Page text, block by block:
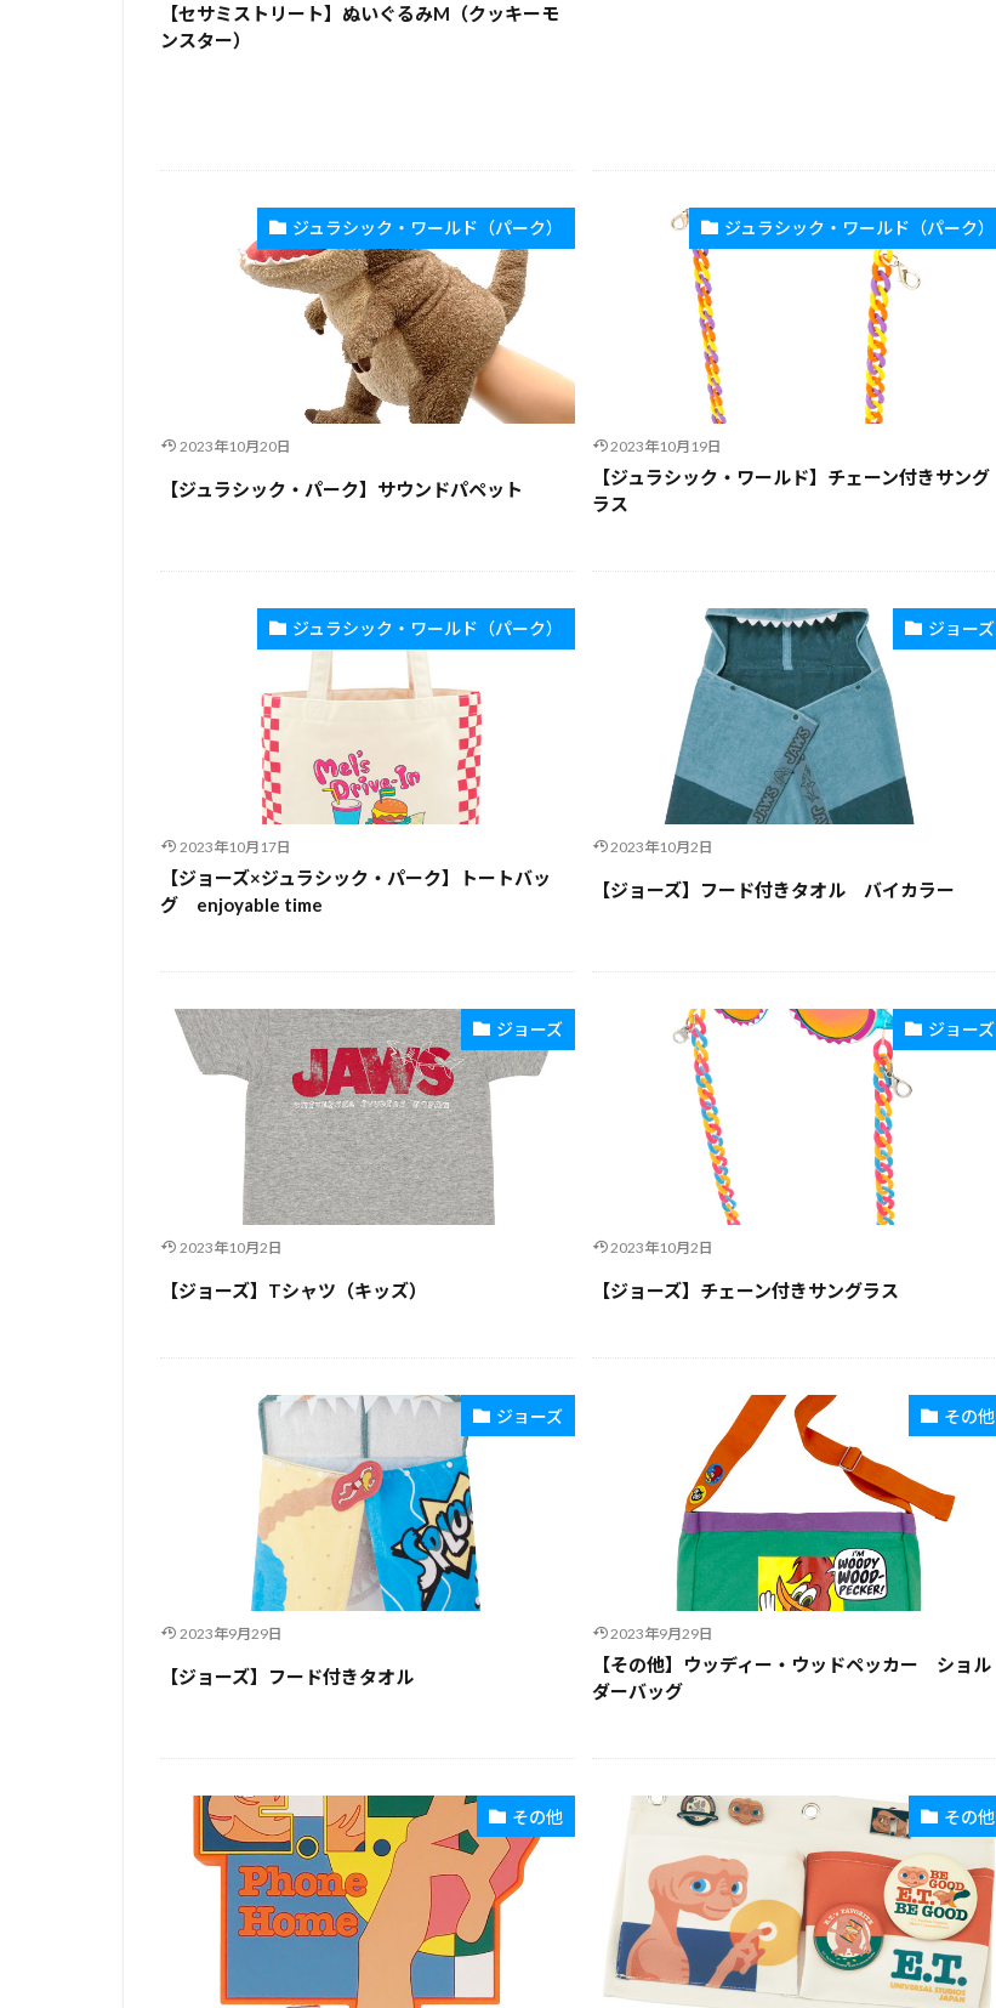
【セサミストリート】ぬいぐるみM（クッキーモ
ンスター）
ジュラシック・ワールド（パーク）
2023年10月20日
【ジュラシック・パーク】サウンドパペット
ジュラシック・ワールド（パーク）
2023年10月19日
【ジュラシック・ワールド】チェーン付きサング
ラス
ジュラシック・ワールド（パーク）
2023年10月17日
【ジョーズ×ジュラシック・パーク】トートバッ
グ enjoyable time
ジョーズ
2023年10月2日
【ジョーズ】フード付きタオル バイカラー
ジョーズ
2023年10月2日
【ジョーズ】Tシャツ（キッズ）
ジョーズ
2023年10月2日
【ジョーズ】チェーン付きサングラス
ジョーズ
2023年9月29日
【ジョーズ】フード付きタオル
その他
2023年9月29日
【その他】ウッディー・ウッドペッカー ショル
ダーバッグ
その他 その他